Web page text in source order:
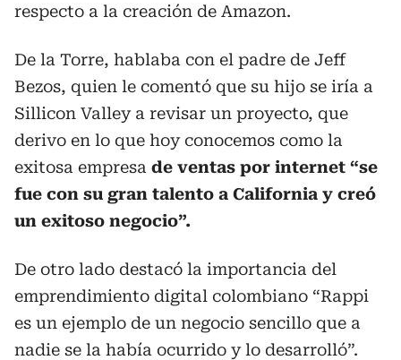
respecto a la creación de Amazon.
De la Torre, hablaba con el padre de Jeff
Bezos, quien le comentó que su hijo se iría a
Sillicon Valley a revisar un proyecto, que
derivo en lo que hoy conocemos como la
exitosa empresa de ventas por internet “se
fue con su gran talento a California y creó
un exitoso negocio”.
De otro lado destacó la importancia del
emprendimiento digital colombiano “Rappi
es un ejemplo de un negocio sencillo que a
nadie se la había ocurrido y lo desarrolló”.